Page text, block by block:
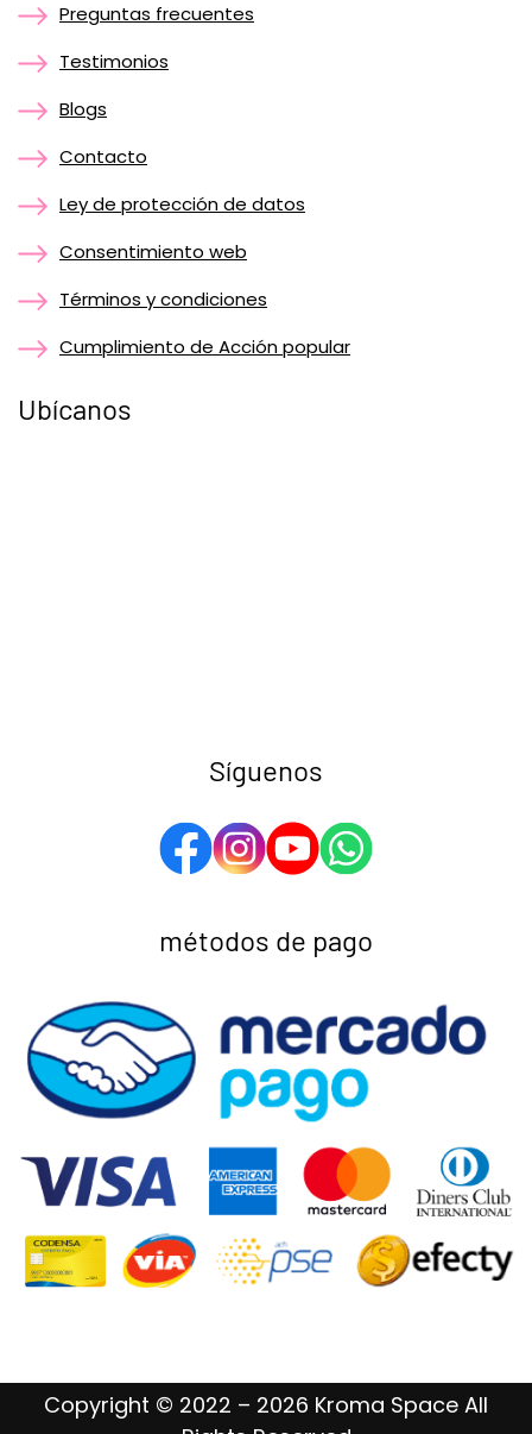
Preguntas frecuentes
Testimonios
Blogs
Contacto
Ley de protección de datos
Consentimiento web
Términos y condiciones
Cumplimiento de Acción popular
Ubícanos
Síguenos
métodos de pago
Copyright © 2022 – 2026 Kroma Space All